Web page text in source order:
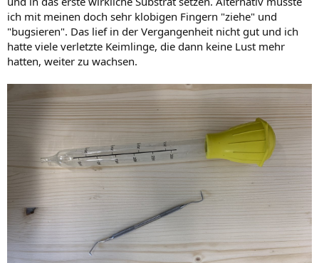
ich mit meinen doch sehr klobigen Fingern "ziehe" und
"bugsieren". Das lief in der Vergangenheit nicht gut und ich
hatte viele verletzte Keimlinge, die dann keine Lust mehr
hatten, weiter zu wachsen.